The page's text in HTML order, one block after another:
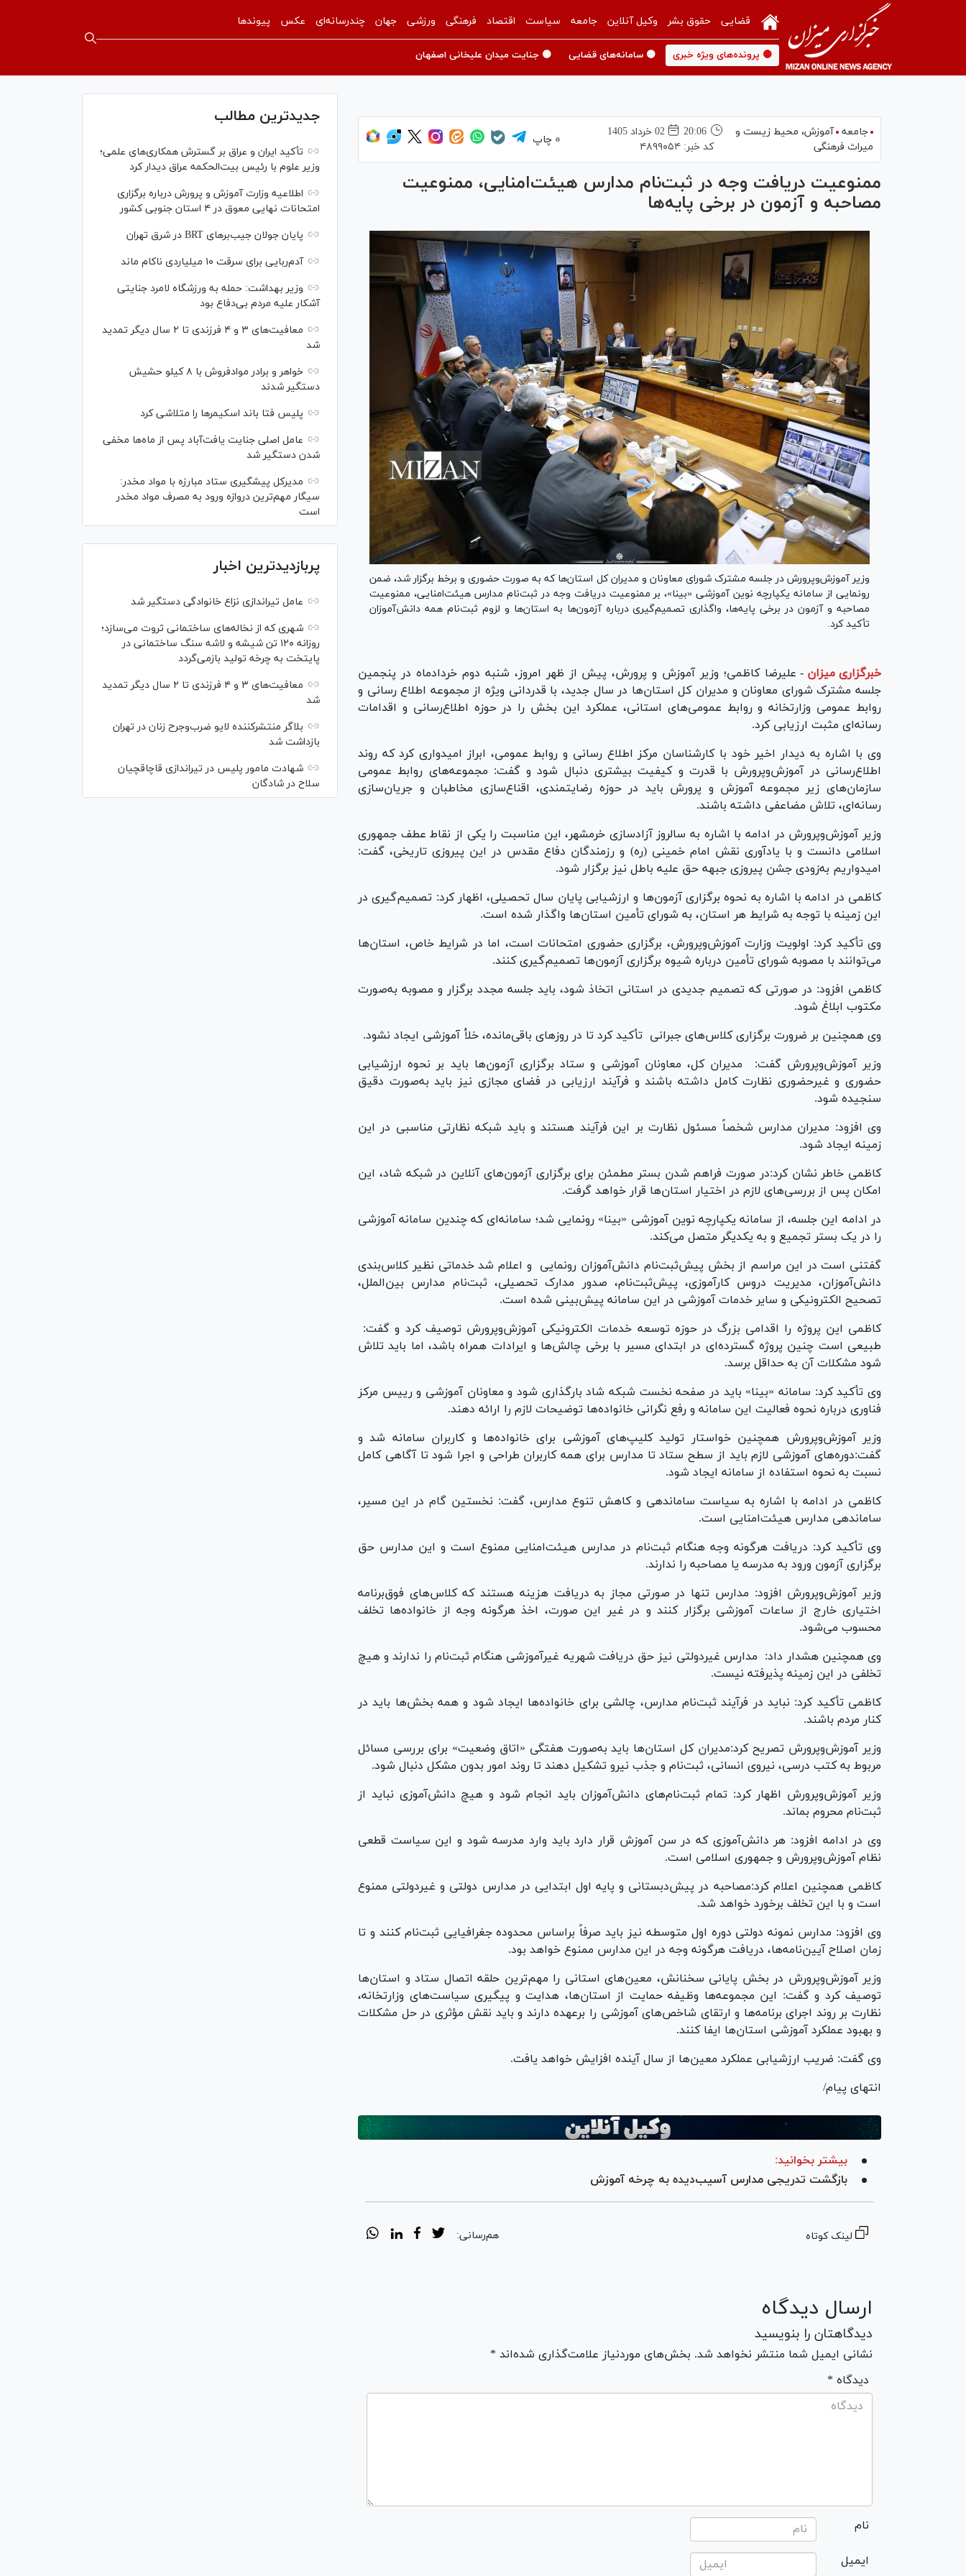
قضایی حقوق بشر وکیل آنلاین جامعه سیاست اقتصاد فرهنگی ورزشی جهان چندرسانه‌ای عکس پیوندها
🟡 پرونده‌های ویژه خبری 🟡 سامانه‌های قضایی 🟡 جنایت میدان علیخانی اصفهان
جامعه آموزش،‌ محیط زیست و
میراث فرهنگی
20:06
02 خرداد 1405
کد خبر: ۴۸۹۹۰۵۴
چاپ
ممنوعیت دریافت وجه در ثبت‌نام مدارس هیئت‌امنایی، ممنوعیت
مصاحبه و آزمون در برخی پایه‌ها
وزیر آموزش‌وپرورش در جلسه مشترک شورای معاونان و مدیران کل استان‌ها که به صورت حضوری و برخط برگزار شد، ضمن
رونمایی از سامانه یکپارچه نوین آموزشی «بینا»، بر ممنوعیت دریافت وجه در ثبت‌نام مدارس هیئت‌امنایی، ممنوعیت
مصاحبه و آزمون در برخی پایه‌ها، واگذاری تصمیم‌گیری درباره آزمون‌ها به استان‌ها و لزوم ثبت‌نام همه دانش‌آموزان
تأکید کرد.
خبرگزاری میزان - علیرضا کاظمی؛ وزیر آموزش و پرورش، پیش از ظهر امروز، شنبه دوم خردادماه در پنجمین
جلسه مشترک شورای معاونان و مدیران کل استان‌ها در سال جدید، با قدردانی ویژه از مجموعه اطلاع رسانی و
روابط عمومی وزارتخانه و روابط عمومی‌های استانی، عملکرد این بخش را در حوزه اطلاع‌رسانی و اقدامات
رسانه‌ای مثبت ارزیابی کرد.
وی با اشاره به دیدار اخیر خود با کارشناسان مرکز اطلاع رسانی و روابط عمومی، ابراز امیدواری کرد که روند
اطلاع‌رسانی در آموزش‌وپرورش با قدرت و کیفیت بیشتری دنبال شود و گفت: مجموعه‌های روابط عمومی
سازمان‌های زیر مجموعه آموزش و پرورش باید در حوزه رضایتمندی، اقناع‌سازی مخاطبان و جریان‌سازی
رسانه‌ای، تلاش مضاعفی داشته باشند.
وزیر آموزش‌وپرورش در ادامه با اشاره به سالروز آزادسازی خرمشهر، این مناسبت را یکی از نقاط عطف جمهوری
اسلامی دانست و با یادآوری نقش امام خمینی (ره) و رزمندگان دفاع مقدس در این پیروزی تاریخی، گفت:
امیدواریم به‌زودی جشن پیروزی جبهه حق علیه باطل نیز برگزار شود.
کاظمی در ادامه با اشاره به نحوه برگزاری آزمون‌ها و ارزشیابی پایان سال تحصیلی، اظهار کرد: تصمیم‌گیری در
این زمینه با توجه به شرایط هر استان، به شورای تأمین استان‌ها واگذار شده است.
وی تأکید کرد: اولویت وزارت آموزش‌وپرورش، برگزاری حضوری امتحانات است، اما در شرایط خاص، استان‌ها
می‌توانند با مصوبه شورای تأمین درباره شیوه برگزاری آزمون‌ها تصمیم‌گیری کنند.
کاظمی افزود: در صورتی که تصمیم جدیدی در استانی اتخاذ شود، باید جلسه مجدد برگزار و مصوبه به‌صورت
مکتوب ابلاغ شود.
وی همچنین بر ضرورت برگزاری کلاس‌های جبرانی تأکید کرد تا در روز‌های باقی‌مانده، خلأ آموزشی ایجاد نشود.
وزیر آموزش‌وپرورش گفت: مدیران کل، معاونان آموزشی و ستاد برگزاری آزمون‌ها باید بر نحوه ارزشیابی
حضوری و غیرحضوری نظارت کامل داشته باشند و فرآیند ارزیابی در فضای مجازی نیز باید به‌صورت دقیق
سنجیده شود.
وی افزود: مدیران مدارس شخصاً مسئول نظارت بر این فرآیند هستند و باید شبکه نظارتی مناسبی در این
زمینه ایجاد شود.
کاظمی خاطر نشان کرد:در صورت فراهم شدن بستر مطمئن برای برگزاری آزمون‌های آنلاین در شبکه شاد، این
امکان پس از بررسی‌های لازم در اختیار استان‌ها قرار خواهد گرفت.
در ادامه این جلسه، از سامانه یکپارچه نوین آموزشی «بینا» رونمایی شد؛ سامانه‌ای که چندین سامانه آموزشی
را در یک بستر تجمیع و به یکدیگر متصل می‌کند.
گفتنی است در این مراسم از بخش پیش‌ثبت‌نام دانش‌آموزان رونمایی و اعلام شد خدماتی نظیر کلاس‌بندی
دانش‌آموزان، مدیریت دروس کارآموزی، پیش‌ثبت‌نام، صدور مدارک تحصیلی، ثبت‌نام مدارس بین‌الملل،
تصحیح الکترونیکی و سایر خدمات آموزشی در این سامانه پیش‌بینی شده است.
کاظمی این پروژه را اقدامی بزرگ در حوزه توسعه خدمات الکترونیکی آموزش‌وپرورش توصیف کرد و گفت:
طبیعی است چنین پروژه گسترده‌ای در ابتدای مسیر با برخی چالش‌ها و ایرادات همراه باشد، اما باید تلاش
شود مشکلات آن به حداقل برسد.
وی تأکید کرد: سامانه «بینا» باید در صفحه نخست شبکه شاد بارگذاری شود و معاونان آموزشی و رییس مرکز
فناوری درباره نحوه فعالیت این سامانه و رفع نگرانی خانواده‌ها توضیحات لازم را ارائه دهند.
وزیر آموزش‌وپرورش همچنین خواستار تولید کلیپ‌های آموزشی برای خانواده‌ها و کاربران سامانه شد و
گفت:دوره‌های آموزشی لازم باید از سطح ستاد تا مدارس برای همه کاربران طراحی و اجرا شود تا آگاهی کامل
نسبت به نحوه استفاده از سامانه ایجاد شود.
کاظمی در ادامه با اشاره به سیاست ساماندهی و کاهش تنوع مدارس، گفت: نخستین گام در این مسیر،
ساماندهی مدارس هیئت‌امنایی است.
وی تأکید کرد: دریافت هرگونه وجه هنگام ثبت‌نام در مدارس هیئت‌امنایی ممنوع است و این مدارس حق
برگزاری آزمون ورود به مدرسه یا مصاحبه را ندارند.
وزیر آموزش‌وپرورش افزود: مدارس تنها در صورتی مجاز به دریافت هزینه هستند که کلاس‌های فوق‌برنامه
اختیاری خارج از ساعات آموزشی برگزار کنند و در غیر این صورت، اخذ هرگونه وجه از خانواده‌ها تخلف
محسوب می‌شود.
وی همچنین هشدار داد: مدارس غیردولتی نیز حق دریافت شهریه غیرآموزشی هنگام ثبت‌نام را ندارند و هیچ
تخلفی در این زمینه پذیرفته نیست.
کاظمی تأکید کرد: نباید در فرآیند ثبت‌نام مدارس، چالشی برای خانواده‌ها ایجاد شود و همه بخش‌ها باید در
کنار مردم باشند.
وزیر آموزش‌وپرورش تصریح کرد:مدیران کل استان‌ها باید به‌صورت هفتگی «اتاق وضعیت» برای بررسی مسائل
مربوط به کتب درسی، نیروی انسانی، ثبت‌نام و جذب نیرو تشکیل دهند تا روند امور بدون مشکل دنبال شود.
وزیر آموزش‌وپرورش اظهار کرد: تمام ثبت‌نام‌های دانش‌آموزان باید انجام شود و هیچ دانش‌آموزی نباید از
ثبت‌نام محروم بماند.
وی در ادامه افزود: هر دانش‌آموزی که در سن آموزش قرار دارد باید وارد مدرسه شود و این سیاست قطعی
نظام آموزش‌وپرورش و جمهوری اسلامی است.
کاظمی همچنین اعلام کرد:مصاحبه در پیش‌دبستانی و پایه اول ابتدایی در مدارس دولتی و غیردولتی ممنوع
است و با این تخلف برخورد خواهد شد.
وی افزود: مدارس نمونه دولتی دوره اول متوسطه نیز باید صرفاً براساس محدوده جغرافیایی ثبت‌نام کنند و تا
زمان اصلاح آیین‌نامه‌ها، دریافت هرگونه وجه در این مدارس ممنوع خواهد بود.
وزیر آموزش‌وپرورش در بخش پایانی سخنانش، معین‌های استانی را مهم‌ترین حلقه اتصال ستاد و استان‌ها
توصیف کرد و گفت: این مجموعه‌ها وظیفه حمایت از استان‌ها، هدایت و پیگیری سیاست‌های وزارتخانه،
نظارت بر روند اجرای برنامه‌ها و ارتقای شاخص‌های آموزشی را برعهده دارند و باید نقش مؤثری در حل مشکلات
و بهبود عملکرد آموزشی استان‌ها ایفا کنند.
وی گفت: ضریب ارزشیابی عملکرد معین‌ها از سال آینده افزایش خواهد یافت.
انتهای پیام/
بیشتر بخوانید:
بازگشت تدریجی مدارس آسیب‌دیده به چرخه آموزش
لینک کوتاه هم‌رسانی:
ارسال دیدگاه
دیدگاهتان را بنویسید
نشانی ایمیل شما منتشر نخواهد شد. بخش‌های موردنیاز علامت‌گذاری شده‌اند *
* دیدگاه
نام
ایمیل
جدیدترین مطالب
تأکید ایران و عراق بر گسترش همکاری‌های علمی؛
وزیر علوم با رئیس بیت‌الحکمه عراق دیدار کرد
اطلاعیه وزارت آموزش و پرورش درباره برگزاری
امتحانات نهایی معوق در ۴ استان جنوبی کشور
پایان جولان جیب‌بر‌های BRT در شرق تهران
آدم‌ربایی برای سرقت ۱۰ میلیاردی ناکام ماند
وزیر بهداشت: حمله به ورزشگاه لامرد جنایتی
آشکار علیه مردم بی‌دفاع بود
معافیت‌های ۳ و ۴ فرزندی تا ۲ سال دیگر تمدید
شد
خواهر و برادر موادفروش با ۸ کیلو حشیش
دستگیر شدند
پلیس فتا باند اسکیمر‌ها را متلاشی کرد
عامل اصلی جنایت یافت‌آباد پس از ماه‌ها مخفی
شدن دستگیر شد
مدیرکل پیشگیری ستاد مبارزه با مواد مخدر:
سیگار مهم‌ترین دروازه ورود به مصرف مواد مخدر
است
پربازدیدترین اخبار
عامل تیراندازی نزاع خانوادگی دستگیر شد
شهری که از نخاله‌های ساختمانی ثروت می‌سازد؛
روزانه ۱۲۰ تن شیشه و لاشه سنگ ساختمانی در
پایتخت به چرخه تولید بازمی‌گردد
معافیت‌های ۳ و ۴ فرزندی تا ۲ سال دیگر تمدید
شد
بلاگر منتشرکننده لایو ضرب‌وجرح زنان در تهران
بازداشت شد
شهادت مامور پلیس در تیراندازی قاچاقچیان
سلاح در شادگان